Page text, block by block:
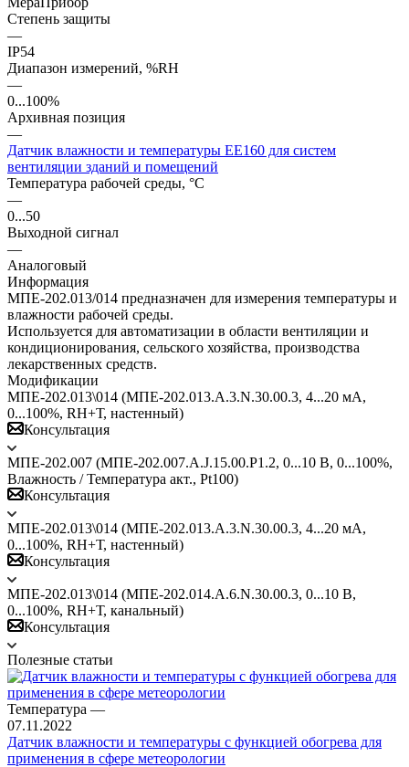
Степень защиты
—
IP54
Диапазон измерений, %RH
—
0...100%
Архивная позиция
—
Датчик влажности и температуры EE160 для систем
вентиляции зданий и помещений
Температура рабочей среды, °С
—
0...50
Выходной сигнал
—
Аналоговый
Информация
МПЕ-202.013/014 предназначен для измерения температуры и
влажности рабочей среды.
Используется для автоматизации в области вентиляции и
кондиционирования, сельского хозяйства, производства
лекарственных средств.
Модификации
МПЕ-202.013\014 (МПЕ-202.013.А.3.N.30.00.3, 4...20 мА,
0...100%, RH+Т, настенный)
Консультация
МПЕ-202.007 (МПЕ-202.007.А.J.15.00.P1.2, 0...10 В, 0...100%,
Влажность / Температура акт., Pt100)
Консультация
МПЕ-202.013\014 (МПЕ-202.013.А.3.N.30.00.3, 4...20 мА,
0...100%, RH+Т, настенный)
Консультация
МПЕ-202.013\014 (МПЕ-202.014.А.6.N.30.00.3, 0...10 В,
0...100%, RH+Т, канальный)
Консультация
Полезные статьи
Температура —
07.11.2022
Датчик влажности и температуры с функцией обогрева для
применения в сфере метеорологии